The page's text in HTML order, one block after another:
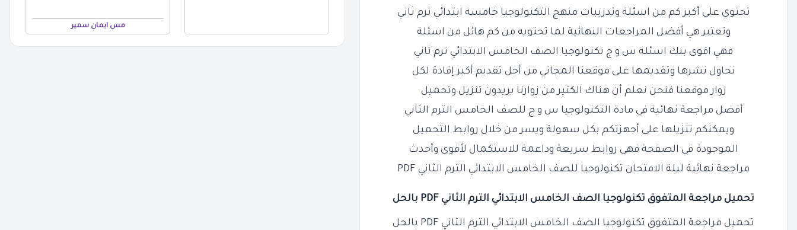
تحتوي على أكبر كم من اسئلة وتدريبات منهج التكنولوجيا خامسة ابتدائي ترم ثاني
وتعتبر هي أفضل المراجعات النهائية لما تحتويه من كم هائل من اسئلة
فهي اقوى بنك اسئلة س و ج تكنولوجيا الصف الخامس الابتدائي ترم ثاني
نحاول نشرها وتقديمها على موقعنا المجاني من أجل تقديم أكبر إفادة لكل
زوار موقعنا فنحن نعلم أن هناك الكثير من زوارنا يريدون تنزيل وتحميل
أفضل مراجعة نهائية في مادة التكنولوجيا س و ج للصف الخامس الترم الثاني
ويمكنكم تنزيلها على أجهزتكم بكل سهولة ويسر من خلال روابط التحميل
الموجودة في الصفحة فهي روابط سريعة وداعمة للاستكمال لأقوى وأحدث
مراجعة نهائية ليلة الامتحان تكنولوجيا للصف الخامس الابتدائي الترم الثاني PDF
تحميل مراجعة المتفوق تكنولوجيا الصف الخامس الابتدائي الترم الثاني PDF بالحل
تحميل مراجعة المتفوق تكنولوجيا الصف الخامس الابتدائي الترم الثاني PDF بالحل
مس ايمان سمير